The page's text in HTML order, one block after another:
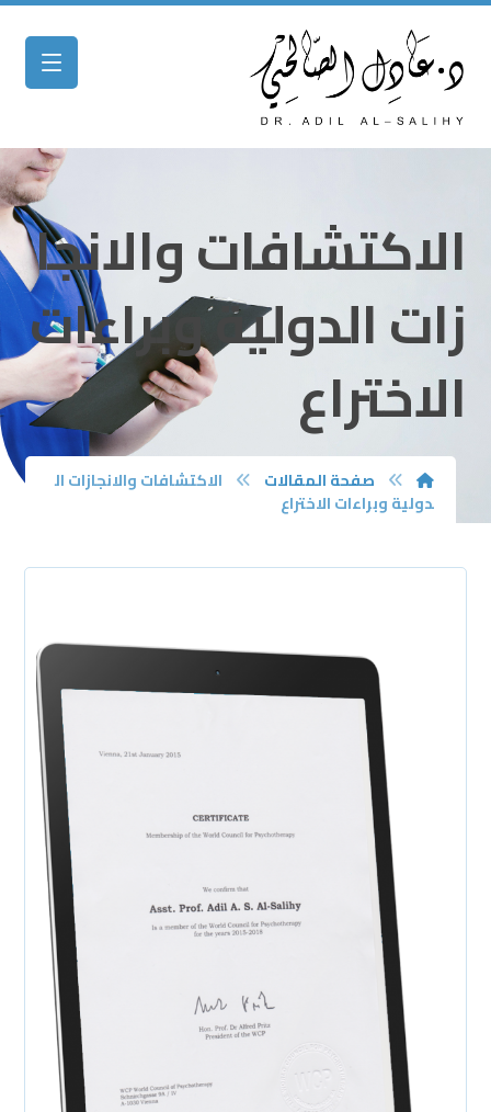
الاكتشافات والانجا
زات الدولية وبراءات
الاختراع
صفحة المقالات
الاكتشافات والانجازات ال
دولية وبراءات الاختراع